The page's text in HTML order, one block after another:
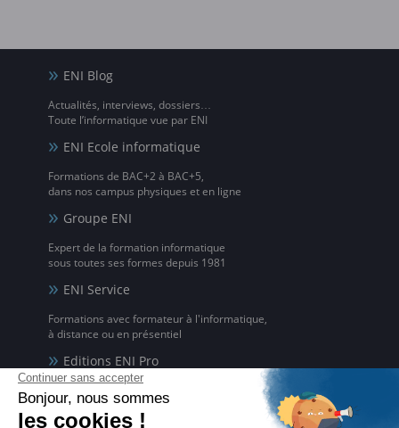
ENI Blog
Actualités, interviews, dossiers…
Toute l’informatique vue par ENI
ENI Ecole informatique
Formations de BAC+2 à BAC+5,
dans nos campus physiques et en ligne
Groupe ENI
Expert de la formation informatique
sous toutes ses formes depuis 1981
ENI Service
Formations avec formateur à l'informatique,
à distance ou en présentiel
Editions ENI Pro
pour les organismes de formation